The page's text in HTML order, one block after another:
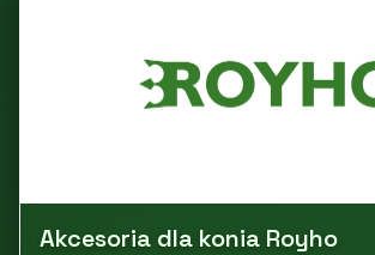
Akcesoria dla konia Royho